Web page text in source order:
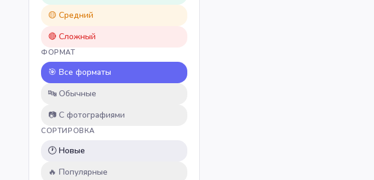
🎒 Школьные темы
🎬 Кино и сериалы
🎮 Игры
Спорт
🍳
Кулинария
✏️
🟡 Средний
🔴 Сложный
ФОРМАТ
🎯 Все форматы
🔤 Обычные
📷 С фотографиями
СОРТИРОВКА
🕐 Новые
🔥 Популярные